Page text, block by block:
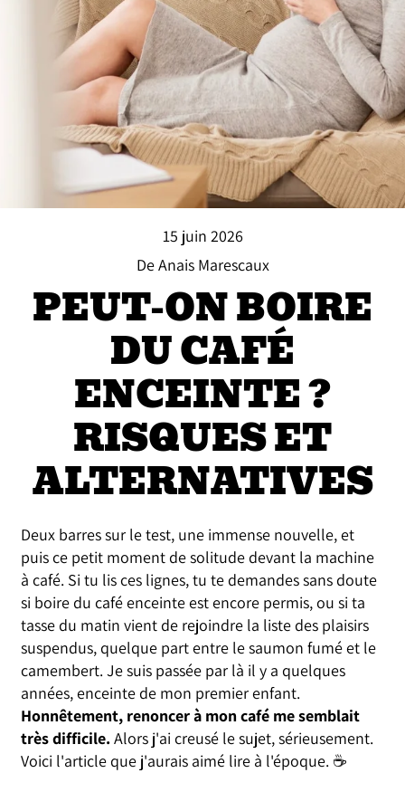
15 juin 2026
De Anais Marescaux
PEUT-ON BOIRE
DU CAFÉ
ENCEINTE ?
RISQUES ET
ALTERNATIVES
Deux barres sur le test, une immense nouvelle, et
puis ce petit moment de solitude devant la machine
à café. Si tu lis ces lignes, tu te demandes sans doute
si boire du café enceinte est encore permis, ou si ta
tasse du matin vient de rejoindre la liste des plaisirs
suspendus, quelque part entre le saumon fumé et le
camembert. Je suis passée par là il y a quelques
années, enceinte de mon premier enfant.
Honnêtement, renoncer à mon café me semblait
très difficile.Alors j'ai creusé le sujet, sérieusement.
Voici l'article que j'aurais aimé lire à l'époque. ☕